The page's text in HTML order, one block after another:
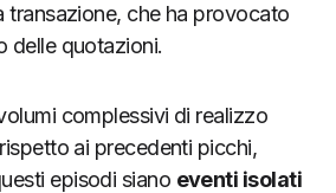
transazione, che ha provocato
delle quotazioni.
complessivi di realizzo
ai precedenti picchi,
episodi siano eventi isolati